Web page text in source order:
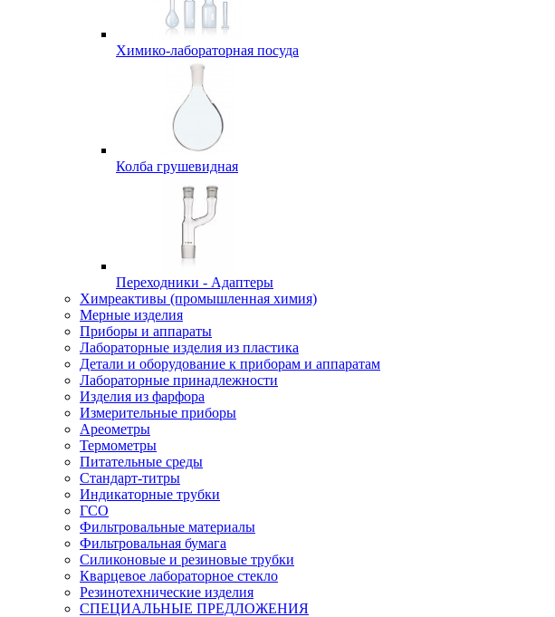
Химико-лабораторная посуда
Колба грушевидная
Переходники - Адаптеры
Химреактивы (промышленная химия)
Мерные изделия
Приборы и аппараты
Лабораторные изделия из пластика
Детали и оборудование к приборам и аппаратам
Лабораторные принадлежности
Изделия из фарфора
Измерительные приборы
Ареометры
Термометры
Питательные среды
Стандарт-титры
Индикаторные трубки
ГСО
Фильтровальные материалы
Фильтровальная бумага
Силиконовые и резиновые трубки
Кварцевое лабораторное стекло
Резинотехнические изделия
СПЕЦИАЛЬНЫЕ ПРЕДЛОЖЕНИЯ